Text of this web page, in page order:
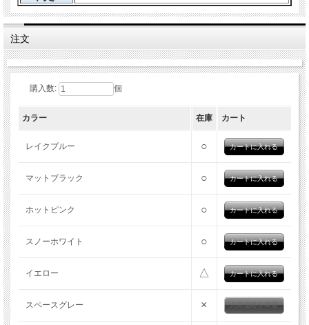
注文
購入数: 個
カラー 在庫 カート
レイクブルー ○
マットブラック ○
ホットピンク ○
スノーホワイト ○
イエロー △
スペースグレー × 入荷連絡を希望